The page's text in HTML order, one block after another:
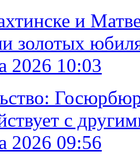
и
золотых
2026 10:03
с
2026 09:56